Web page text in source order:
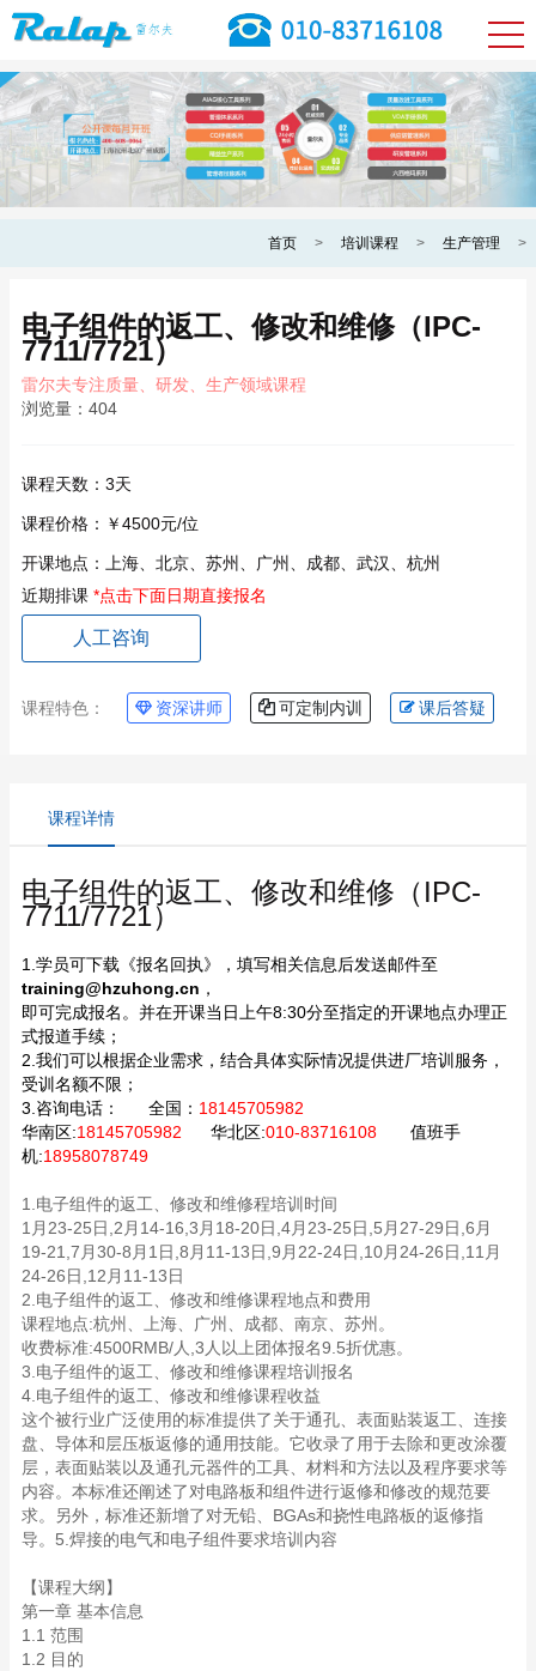
首页 > 培训课程 > 生产管理 >
电子组件的返工、修改和维修（IPC-
7711/7721）
雷尔夫专注质量、研发、生产领域课程
浏览量： 404
课程天数： 3天
课程价格： ￥4500元/位
开课地点：
上海、北京、苏州、广州、成都、武汉、杭州
近期排课 *点击下面日期直接报名
人工咨询
课程特色： 资深讲师 可定制内训 课后答疑
课程详情
电子组件的返工、修改和维修（IPC-
7711/7721）
1.学员可下载《报名回执》，填写相关信息后发送邮件至
training@hzuhong.cn ，
即可完成报名。并在开课当日上午8:30分至指定的开课地点办理正
式报道手续；
2.我们可以根据企业需求，结合具体实际情况提供进厂培训服务，
受训名额不限；
3.咨询电话：
全国： 18145705982
华南区:18145705982 华北区:010-83716108 值班手
机:18958078749
1.电子组件的返工、修改和维修程培训时间
1月23-25日,2月14-16,3月18-20日,4月23-25日,5月27-29日,6月
19-21,7月30-8月1日,8月11-13日,9月22-24日,10月24-26日,11月
24-26日,12月11-13日
2.电子组件的返工、修改和维修课程地点和费用
课程地点:杭州、上海、广州、成都、南京、苏州。
收费标准:4500RMB/人,3人以上团体报名9.5折优惠。
3.电子组件的返工、修改和维修课程培训报名
4.电子组件的返工、修改和维修课程收益
这个被行业广泛使用的标准提供了关于通孔、表面贴装返工、连接
盘、导体和层压板返修的通用技能。它收录了用于去除和更改涂覆
层，表面贴装以及通孔元器件的工具、材料和方法以及程序要求等
内容。本标准还阐述了对电路板和组件进行返修和修改的规范要
求。另外，标准还新增了对无铅、BGAs和挠性电路板的返修指
导。5.焊接的电气和电子组件要求培训内容
【课程大纲】
第一章 基本信息
1.1 范围
1.2 目的